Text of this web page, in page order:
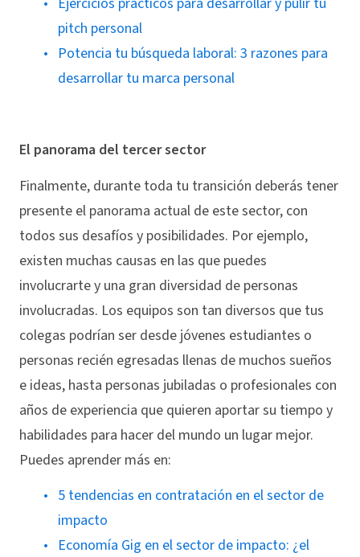
pitch personal
Potencia tu búsqueda laboral: 3 razones para
desarrollar tu marca personal
El panorama del tercer sector
Finalmente, durante toda tu transición deberás tener
presente el panorama actual de este sector, con
todos sus desafíos y posibilidades. Por ejemplo,
existen muchas causas en las que puedes
involucrarte y una gran diversidad de personas
involucradas. Los equipos son tan diversos que tus
colegas podrían ser desde jóvenes estudiantes o
personas recién egresadas llenas de muchos sueños
e ideas, hasta personas jubiladas o profesionales con
años de experiencia que quieren aportar su tiempo y
habilidades para hacer del mundo un lugar mejor.
Puedes aprender más en:
5 tendencias en contratación en el sector de
impacto
Economía Gig en el sector de impacto: ¿el